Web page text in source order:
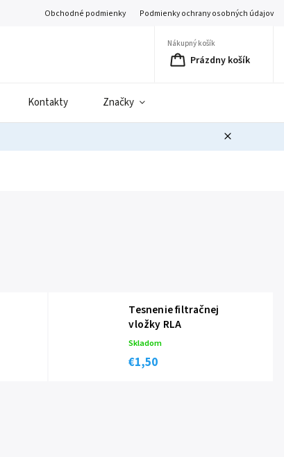
Obchodné podmienky Podmienky ochrany osobných údajov
Nákupný košík
Prázdny košík
Kontakty Značky
Tesnenie filtračnej
vložky RLA
Skladom
€1,50